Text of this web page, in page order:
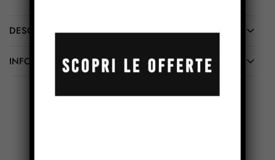
DESCRIZIONE
INFORMAZIONI AGGIUNTIVE